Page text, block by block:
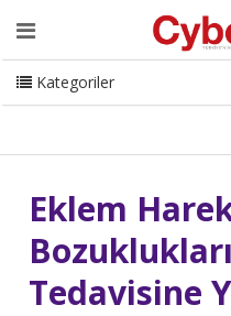
Ana Sayfa Hakkımızda
Danışmanlık
ISC Turkey
CyberMag Logo
Kategoriler
Eklem
Tedavisine